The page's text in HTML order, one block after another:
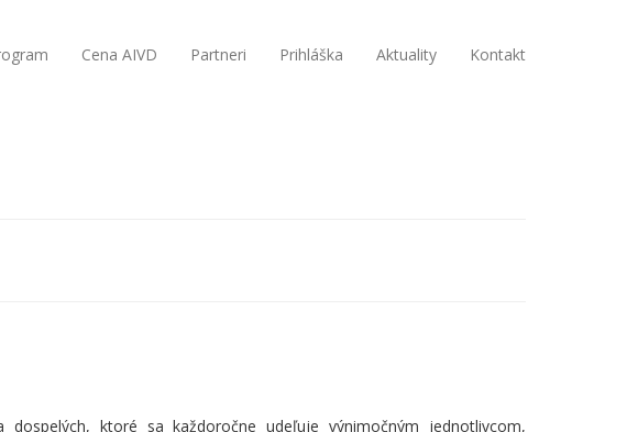
Cena AIVD Partneri Prihláška Aktuality Kontakt
ktoré sa každoročne udeľuje výnimočným jednotlivcom,